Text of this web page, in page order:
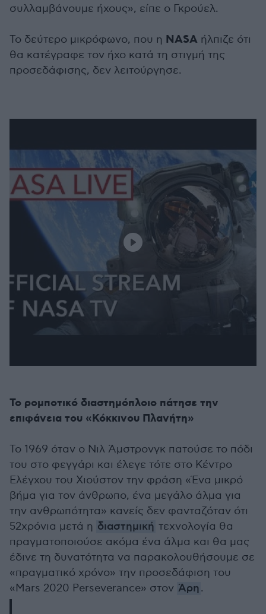
συλλαμβάνουμε ήχους», είπε ο Γκρούελ.
Το δεύτερο μικρόφωνο, που η NASA ήλπιζε ότι
θα κατέγραφε τον ήχο κατά τη στιγμή της
προσεδάφισης, δεν λειτούργησε.
Το ρομποτικό διαστημόπλοιο πάτησε την
επιφάνεια του «Κόκκινου Πλανήτη»
Το 1969 όταν ο Νιλ Άμστρονγκ πατούσε το πόδι
του στο φεγγάρι και έλεγε τότε στο Κέντρο
Ελέγχου του Χιούστον την φράση «Ένα μικρό
βήμα για τον άνθρωπο, ένα μεγάλο άλμα για
την ανθρωπότητα» κανείς δεν φανταζόταν ότι
52χρόνια μετά η διαστημική τεχνολογία θα
πραγματοποιούσε ακόμα ένα άλμα και θα μας
έδινε τη δυνατότητα να παρακολουθήσουμε σε
«πραγματικό χρόνο» την προσεδάφιση του
«Mars 2020 Perseverance» στον Άρη.